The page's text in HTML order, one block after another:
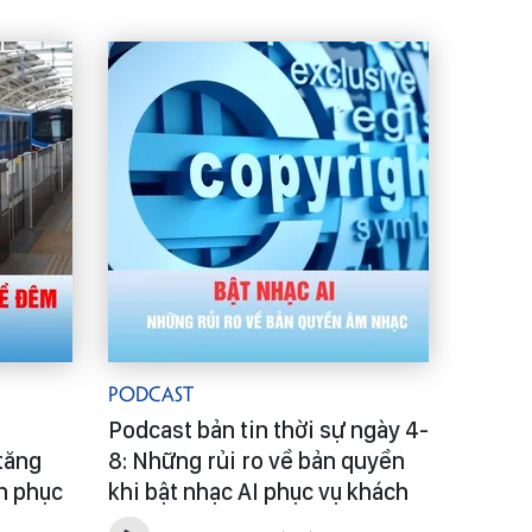
phục
Podcast
Podcast bản tin thời sự ngày 4-
8: Những rủi ro về bản quyền
khi bật nhạc AI phục vụ khách